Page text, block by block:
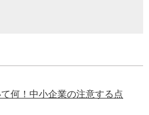
何！中小企業の注意する点